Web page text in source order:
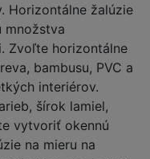
Horizontálne žalúzie
množstva
Zvoľte horizontálne
bambusu, PVC a
interiérov.
šírok lamiel,
vytvoriť okennú
na mieru na